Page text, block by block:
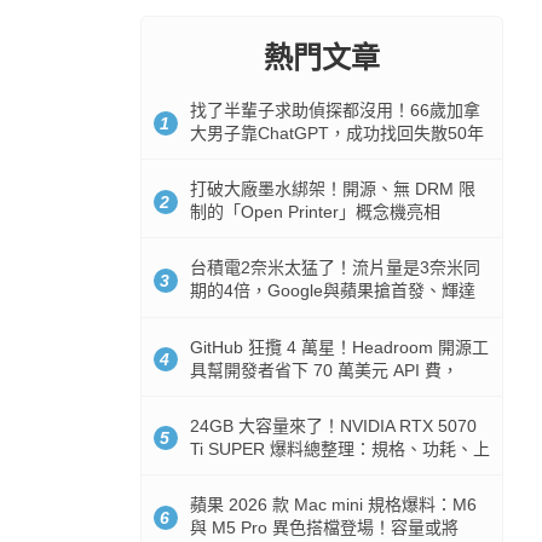
熱門文章
1
找了半輩子求助偵探都沒用！66歲加拿
大男子靠ChatGPT，成功找回失散50年
2
打破大廠墨水綁架！開源、無 DRM 限
制的「Open Printer」概念機亮相
3
台積電2奈米太猛了！流片量是3奈米同
期的4倍，Google與蘋果搶首發、輝達
4
GitHub 狂攬 4 萬星！Headroom 開源工
具幫開發者省下 70 萬美元 API 費，
5
24GB 大容量來了！NVIDIA RTX 5070
Ti SUPER 爆料總整理：規格、功耗、上
6
蘋果 2026 款 Mac mini 規格爆料：M6
與 M5 Pro 異色搭檔登場！容量或將